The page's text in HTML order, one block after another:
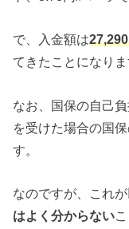
で、入金額は
てきたことになりま
なお、国保の自己
を受けた場合の国
す。
なのですが、これ
はよく分からない